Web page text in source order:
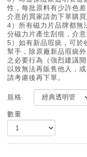
性，每批原料有少許色
介意的買家請勿下單購買
4）所有磁力片品牌都無
分磁力片產生刮痕，介
5）如有新品瑕疵，可於
幫手，除原廠新品瑕疵
之必要行為（強烈建議
以致無法再販售他人，
請考慮後再下單。
規格
數量